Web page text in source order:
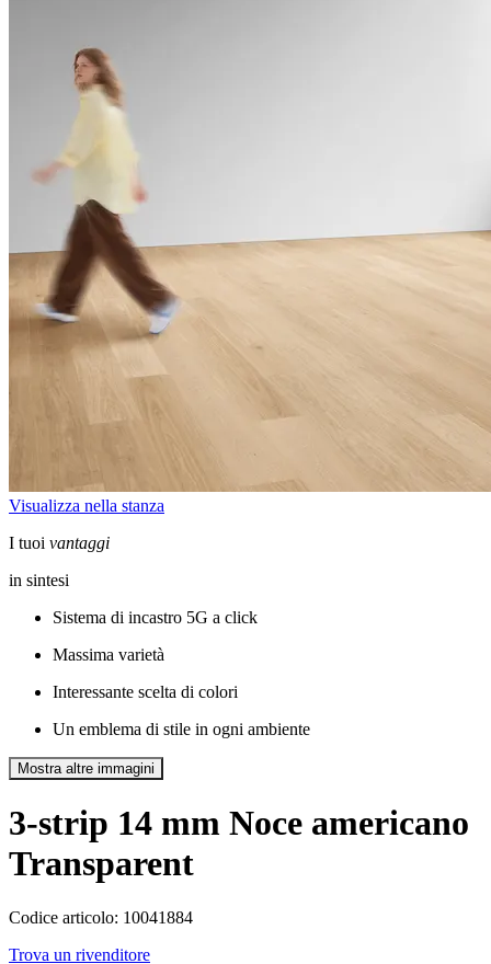
Visualizza nella stanza
I tuoi vantaggi
in sintesi
Sistema di incastro 5G a click
Massima varietà
Interessante scelta di colori
Un emblema di stile in ogni ambiente
Mostra altre immagini
3-strip 14 mm Noce americano
Transparent
Codice articolo: 10041884
Trova un rivenditore